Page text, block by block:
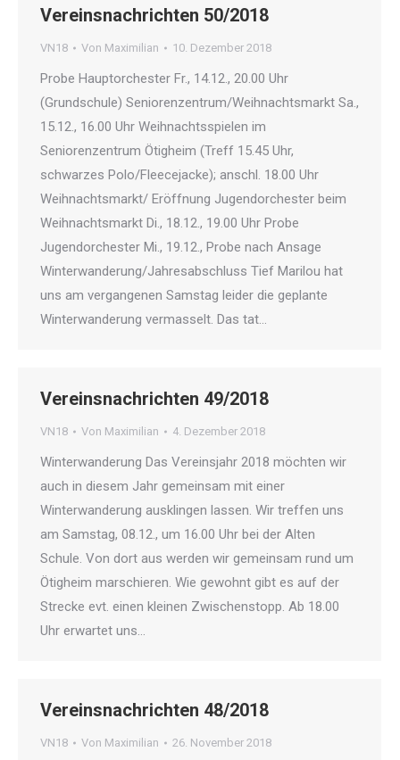
Vereinsnachrichten 50/2018
VN18 Von Maximilian 10. Dezember 2018
Probe Hauptorchester Fr., 14.12., 20.00 Uhr
(Grundschule) Seniorenzentrum/Weihnachtsmarkt Sa.,
15.12., 16.00 Uhr Weihnachtsspielen im
Seniorenzentrum Ötigheim (Treff 15.45 Uhr,
schwarzes Polo/Fleecejacke); anschl. 18.00 Uhr
Weihnachtsmarkt/ Eröffnung Jugendorchester beim
Weihnachtsmarkt Di., 18.12., 19.00 Uhr Probe
Jugendorchester Mi., 19.12., Probe nach Ansage
Winterwanderung/Jahresabschluss Tief Marilou hat
uns am vergangenen Samstag leider die geplante
Winterwanderung vermasselt. Das tat…
Vereinsnachrichten 49/2018
VN18 Von Maximilian 4. Dezember 2018
Winterwanderung Das Vereinsjahr 2018 möchten wir
auch in diesem Jahr gemeinsam mit einer
Winterwanderung ausklingen lassen. Wir treffen uns
am Samstag, 08.12., um 16.00 Uhr bei der Alten
Schule. Von dort aus werden wir gemeinsam rund um
Ötigheim marschieren. Wie gewohnt gibt es auf der
Strecke evt. einen kleinen Zwischenstopp. Ab 18.00
Uhr erwartet uns…
Vereinsnachrichten 48/2018
VN18 Von Maximilian 26. November 2018